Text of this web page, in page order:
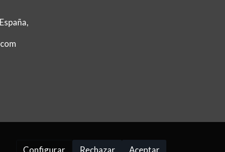
Configurar Rechazar Aceptar